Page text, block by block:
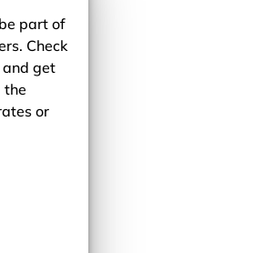
part of
Check
get
the
or